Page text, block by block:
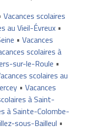
Vacances scolaires
au Vieil-Évreux•
• Vacances
scolaires à
sur-le-Roule •
scolaires au
• Vacances
à Saint-
à Sainte-Colombe-
sous-Bailleul •